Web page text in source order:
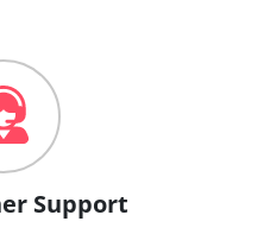
Support